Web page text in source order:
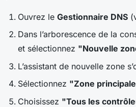
Ouvrez le Gestionnaire DNS
Dans l’arborescence de la
et sélectionnez "Nouvelle
L’assistant de nouvelle zone
Sélectionnez "Zone
Choisissez "Tous les